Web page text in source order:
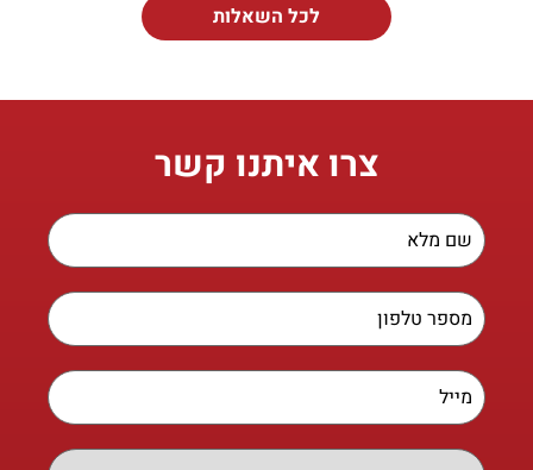
לכל השאלות
צרו איתנו קשר